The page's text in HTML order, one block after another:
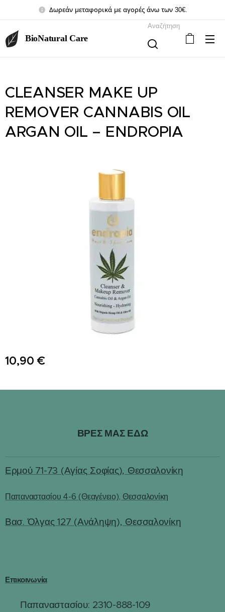
Δωρεάν μεταφορικά με αγορές άνω των 30€.
BioNatural Care
Αναζήτηση
CLEANSER MAKE UP
REMOVER CANNABIS OIL
ARGAN OIL – ENDROPIA
10,90 €
ΒΡΕΣ ΜΑΣ ΕΔΩ
Ερμού 71-73 (Αγίας Σοφίας), Θεσσαλονίκη
Παπαναστασίου 4-6 (Θεαγένειο), Θεσσαλονίκη
Βασ. Όλγας 127 (Ανάληψη), Θεσσαλονίκη
Επικοινωνία
Παπαναστασίου: 2310-888-109